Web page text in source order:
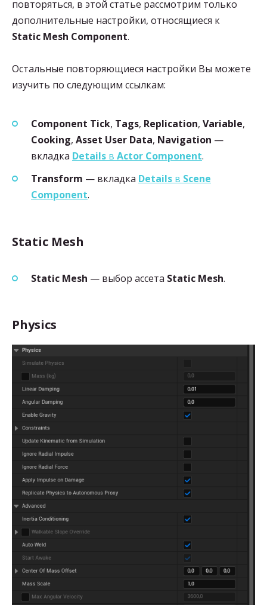
повторяться, в этой статье рассмотрим только
дополнительные настройки, относящиеся к
Static Mesh Component.
Остальные повторяющиеся настройки Вы можете
изучить по следующим ссылкам:
Component Tick, Tags, Replication, Variable,
Cooking, Asset User Data, Navigation —
вкладка Details в Actor Component.
Transform — вкладка Details в Scene
Component.
Static Mesh
Static Mesh — выбор ассета Static Mesh.
Physics